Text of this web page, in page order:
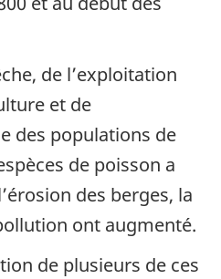
de l’exploitation
et de
des populations de
de poisson a
des berges, la
ont augmenté.
de plusieurs de ces